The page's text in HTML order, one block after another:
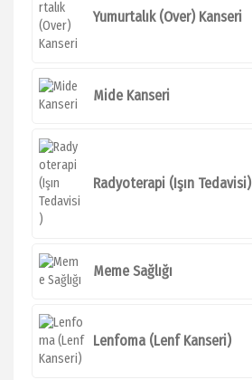
Yumurtalık (Over) Kanseri
Mide Kanseri
Radyoterapi (Işın Tedavisi)
Meme Sağlığı
Lenfoma (Lenf Kanseri)